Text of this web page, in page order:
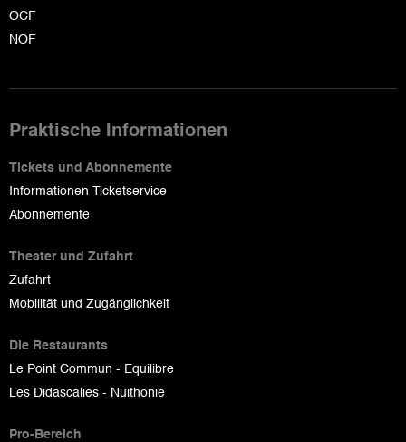
OCF
NOF
Praktische Informationen
Tickets und Abonnemente
Informationen Ticketservice
Abonnemente
Theater und Zufahrt
Zufahrt
Mobilität und Zugänglichkeit
Die Restaurants
Le Point Commun - Equilibre
Les Didascalies - Nuithonie
Pro-Bereich